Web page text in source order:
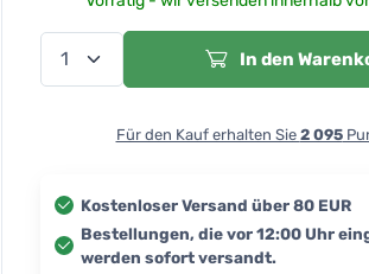
In den
Für den Kauf erhalten Sie 2 095
Kostenloser Versand über 80 EUR
Bestellungen, die vor 12:00 Uhr
werden sofort versandt.